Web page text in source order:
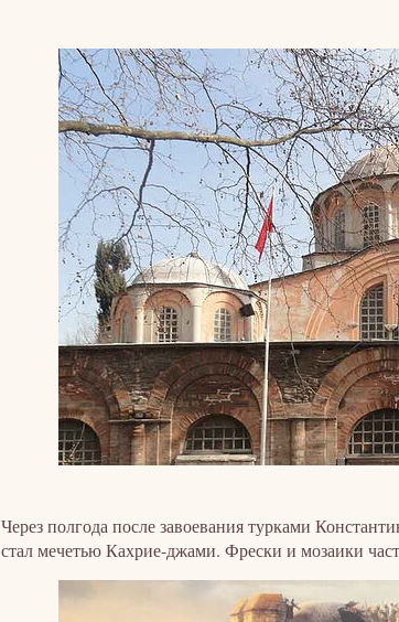
Через полгода после завоевания турками
стал мечетью Кахрие-джами. Фрески и мозаики